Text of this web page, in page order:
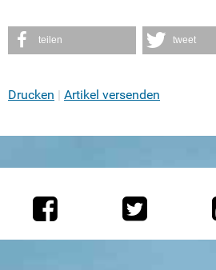
teilen tweet
Drucken Artikel versenden